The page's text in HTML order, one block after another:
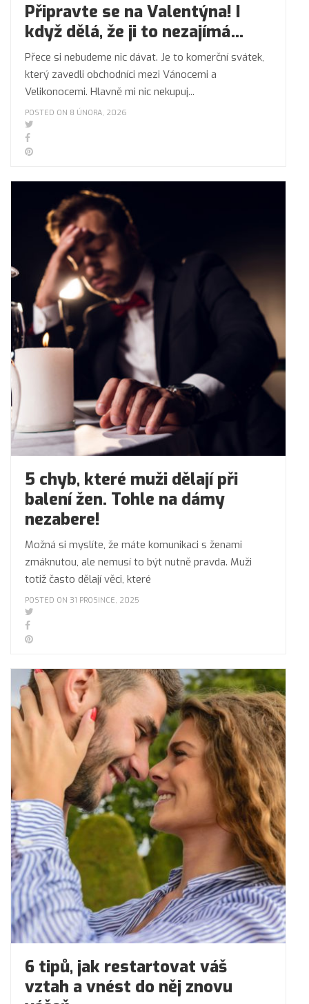
Připravte se na Valentýna! I
když dělá, že ji to nezajímá…
Přece si nebudeme nic dávat. Je to komerční svátek,
který zavedli obchodníci mezi Vánocemi a
Velikonocemi. Hlavně mi nic nekupuj...
POSTED ON 8 ÚNORA, 2026
5 chyb, které muži dělají při
balení žen. Tohle na dámy
nezabere!
Možná si myslíte, že máte komunikaci s ženami
zmáknutou, ale nemusí to být nutně pravda. Muži
totiž často dělají věci, které
POSTED ON 31 PROSINCE, 2025
6 tipů, jak restartovat váš
vztah a vnést do něj znovu